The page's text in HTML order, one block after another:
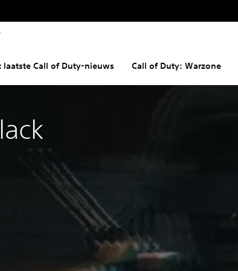
laatste Call of Duty-nieuws Call of Duty: Warzone
prijs van €79,99